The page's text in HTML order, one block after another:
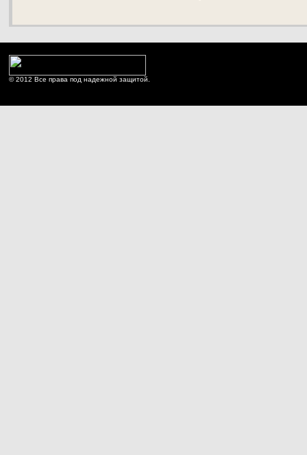
© 2012 Все права под надежной защитой.